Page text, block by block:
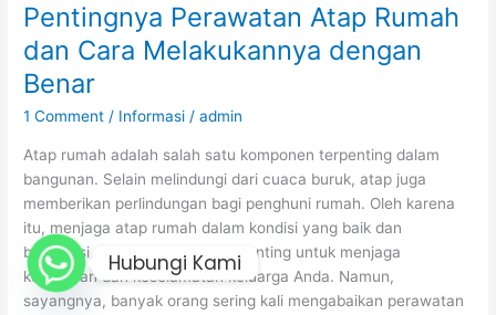
Pentingnya Perawatan Atap Rumah
dan Cara Melakukannya dengan
Benar
1 Comment / Informasi /admin
Atap rumah adalah salah satu komponen terpenting dalam
bangunan. Selain melindungi dari cuaca buruk, atap juga
memberikan perlindungan bagi penghuni rumah. Oleh karena
itu, menjaga atap rumah dalam kondisi yang baik dan
berfungsi dengan baik sangat penting untuk menjaga
kesehatan dan keselamatan keluarga Anda. Namun,
sayangnya, banyak orang sering kali mengabaikan perawatan
Hubungi Kami